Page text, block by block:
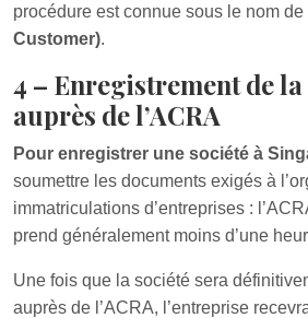
procédure est connue sous le nom de
Customer).
4 – Enregistrement de la
auprès de l’ACRA
Pour enregistrer une société à
soumettre les documents exigés à
immatriculations d’entreprises :
prend généralement moins d’une
Une fois que la société sera
auprès de l’ACRA, l’entreprise